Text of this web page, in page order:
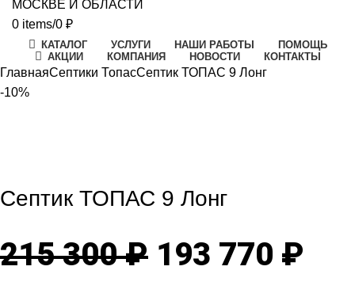
0 items/0 ₽
КАТАЛОГ УСЛУГИ НАШИ РАБОТЫ
ПОМОЩЬ
АКЦИИ
КОМПАНИЯ НОВОСТИ КОНТАКТЫ
ГлавнаяСептики ТопасСептик ТОПАС 9 Лонг
-10%
Септик ТОПАС 9 Лонг
215 300₽ 193 770 ₽